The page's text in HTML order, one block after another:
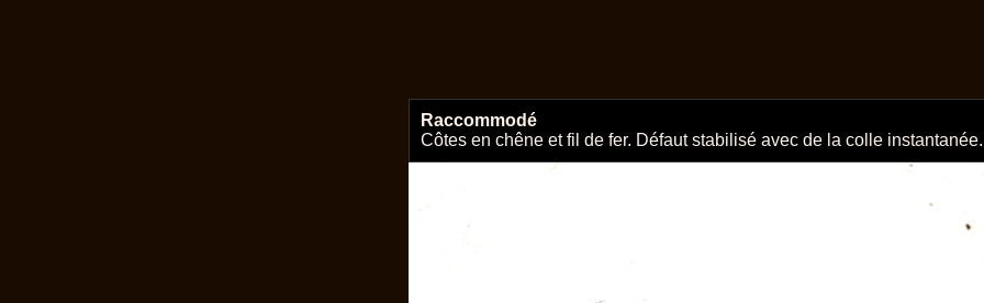
Raccommodé
Côtes en chêne et fil de fer. Défaut stabilisé avec de la colle instantanée.